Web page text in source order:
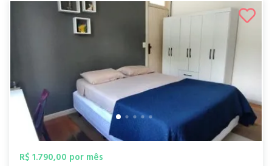
R$ 1.790,00 por mês